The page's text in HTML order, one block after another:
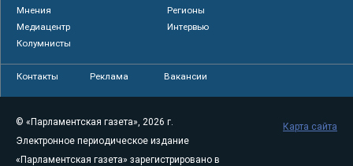
Мнения
Регионы
Медиацентр
Интервью
Колумнисты
Контакты Реклама Вакансии
© «Парламентская газета», 2026 г.
Электронное периодическое издание
«Парламентская газета» зарегистрировано в
Карта сайта